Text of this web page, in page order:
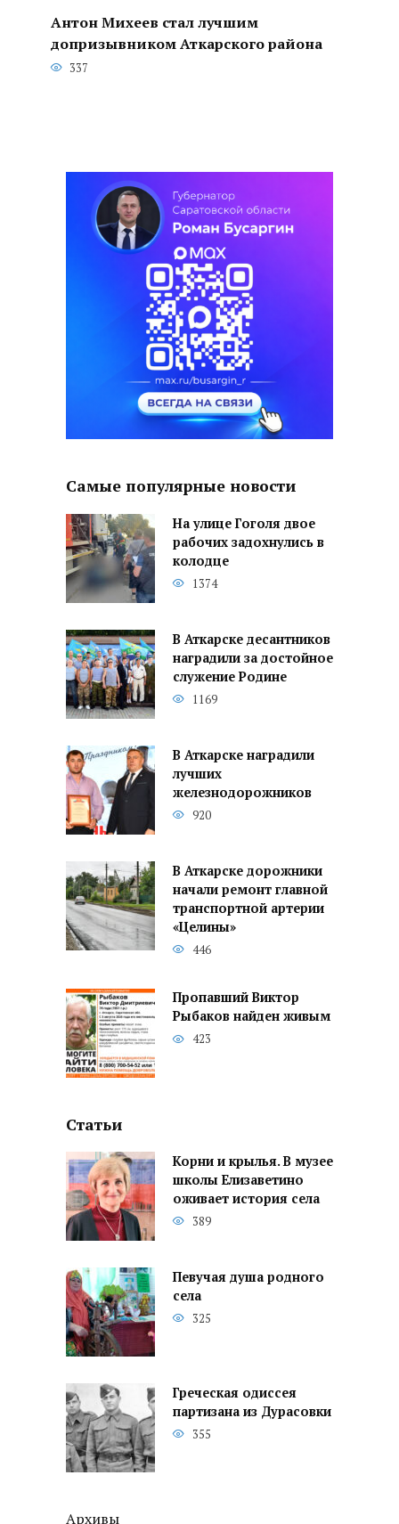
Антон Михеев стал лучшим
допризывником Аткарского района
337
Самые популярные новости
На улице Гоголя двое
рабочих задохнулись в
колодце
1374
В Аткарске десантников
наградили за достойное
служение Родине
1169
В Аткарске наградили
лучших
железнодорожников
920
В Аткарске дорожники
начали ремонт главной
транспортной артерии
«Целины»
446
Пропавший Виктор
Рыбаков найден живым
423
Статьи
Корни и крылья. В музее
школы Елизаветино
оживает история села
389
Певучая душа родного
села
325
Греческая одиссея
партизана из Дурасовки
355
Архивы